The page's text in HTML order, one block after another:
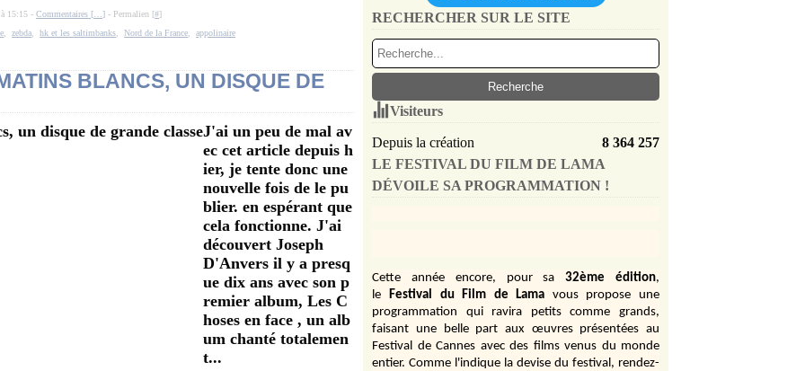
à 15:15 -Commentaires [ …] - Permalien [#]
,zebda ,hk et les saltimbanks ,Nord de la France ,appolinaire
BLANCS, UN DISQUE DE
J'ai un peu de mal av
ec cet article depuis h
ier, je tente donc une
nouvelle fois de le pu
blier. en espérant que
cela fonctionne. J'ai
découvert Joseph
D'Anvers il y a presq
ue dix ans avec son p
remier album, Les C
hoses en face , un alb
um chanté totalemen
t...
RECHERCHER SUR LE SITE
Visiteurs
Depuis la création
8 364 257
LE FESTIVAL DU FILM DE LAMA
DÉVOILE SA PROGRAMMATION !
Cette année encore, pour sa 32ème édition,
le Festival du Film de Lama vous propose une
programmation qui ravira petits comme grands,
faisant une belle part aux œuvres présentées au
Festival de Cannes avec des films venus du monde
entier. Comme l'indique la devise du festival, rendez-